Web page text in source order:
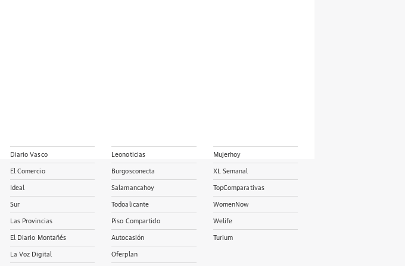
Diario Vasco
El Comercio
Ideal
Sur
Las Provincias
El Diario Montañés
La Voz Digital
Leonoticias
Burgosconecta
Salamancahoy
Todoalicante
Piso Compartido
Autocasión
Oferplan
Mujerhoy
XL Semanal
TopComparativas
WomenNow
Welife
Turium